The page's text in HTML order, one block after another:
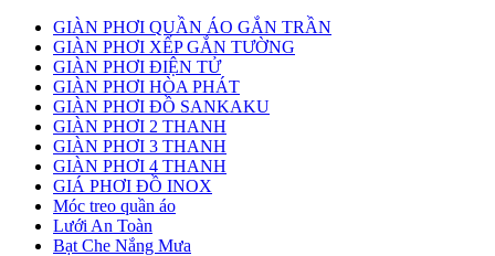
GIÀN PHƠI QUẦN ÁO GẮN TRẦN
GIÀN PHƠI XẾP GẮN TƯỜNG
GIÀN PHƠI ĐIỆN TỬ
GIÀN PHƠI HÒA PHÁT
GIÀN PHƠI ĐỒ SANKAKU
GIÀN PHƠI 2 THANH
GIÀN PHƠI 3 THANH
GIÀN PHƠI 4 THANH
GIÁ PHƠI ĐỒ INOX
Móc treo quần áo
Lưới An Toàn
Bạt Che Nắng Mưa